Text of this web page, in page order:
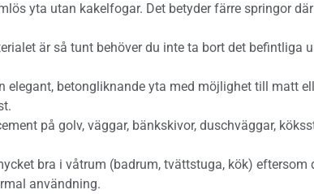
yta utan kakelfogar. Det betyder färre springor
är så tunt behöver du inte ta bort det befintliga
elegant, betongliknande yta med möjlighet till matt
på golv, väggar, bänkskivor, duschväggar,
bra i våtrum (badrum, tvättstuga, kök)
användning.